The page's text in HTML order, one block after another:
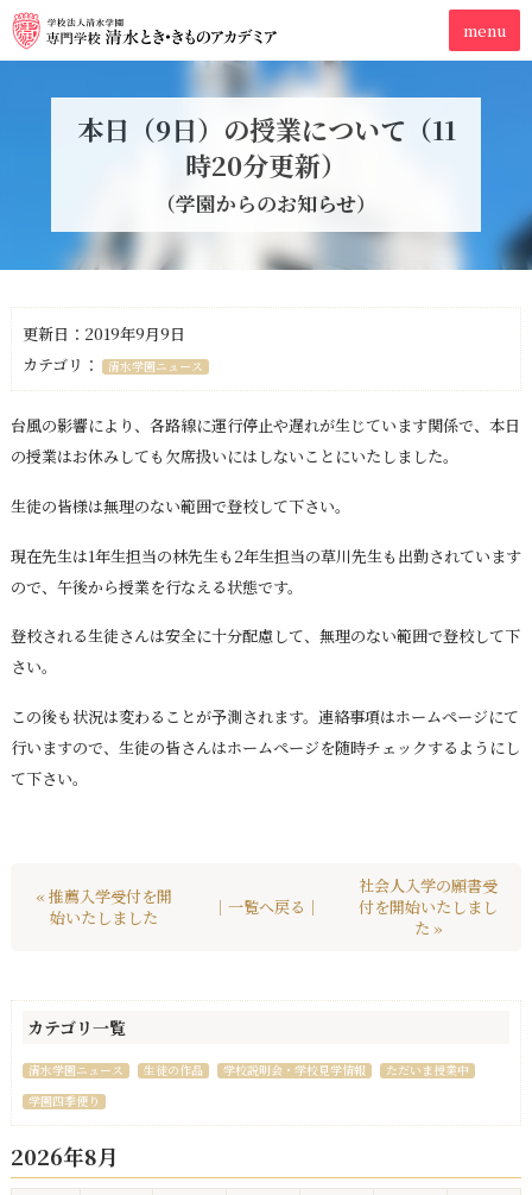
本日（9日）の授業について（11
時20分更新）
（学園からのお知らせ）
更新日：2019年9月9日
カテゴリ：
清水学園ニュース
台風の影響により、各路線に運行停止や遅れが生じています関係で、本日
の授業はお休みしても欠席扱いにはしないことにいたしました。
生徒の皆様は無理のない範囲で登校して下さい。
現在先生は1年生担当の林先生も2年生担当の草川先生も出勤されています
ので、午後から授業を行なえる状態です。
登校される生徒さんは安全に十分配慮して、無理のない範囲で登校して下
さい。
この後も状況は変わることが予測されます。連絡事項はホームページにて
行いますので、生徒の皆さんはホームページを随時チェックするようにし
て下さい。
« 推薦入学受付を開
始いたしました
｜一覧へ戻る｜
社会人入学の願書受
付を開始いたしまし
た »
カテゴリ一覧
清水学園ニュース 生徒の作品 学校説明会・学校見学情報
ただいま授業中
学園四季便り
2026年8月